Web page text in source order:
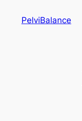
PelviBalance